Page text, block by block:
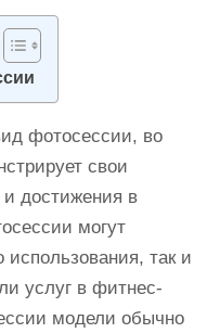
фотосессии, во
свои
достижения в
могут
использования, так и
услуг в фитнес-
модели обычно